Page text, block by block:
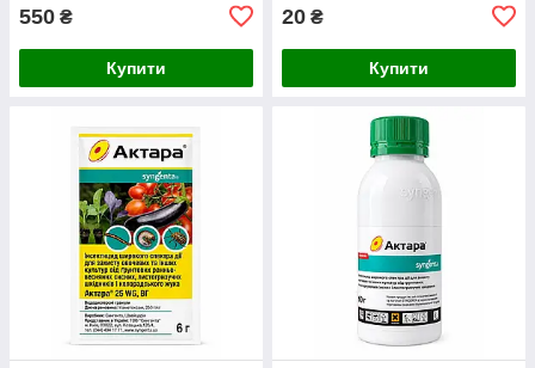
550 ₴
Купити
20 ₴
Купити